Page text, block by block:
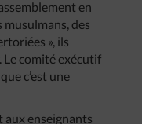
en
musulmans, des
», ils
Le comité exécutif
c’est une
aux enseignants